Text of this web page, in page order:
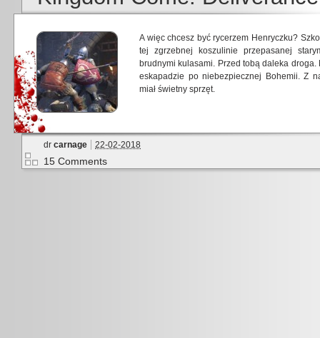
A więc chcesz być rycerzem Henryczku?
tej zgrzebnej koszulinie przepasanej
brudnymi kulasami. Przed tobą daleka
eskapadzie po niebezpiecznej Bohemii. Z
miał świetny sprzęt.
dr carnage 22-02-2018
15 Comments